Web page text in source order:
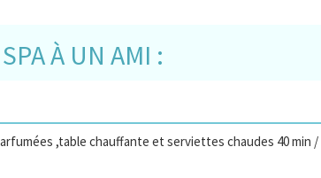
À UN AMI :
,table chauffante et serviettes chaudes 40 min /